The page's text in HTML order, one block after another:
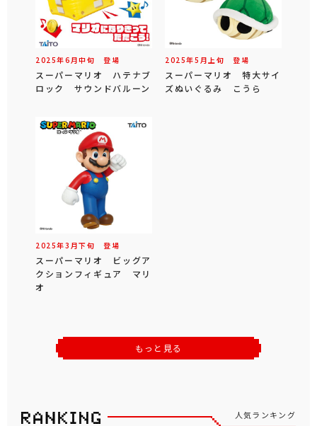
2025年6 月中旬 登場
スーパーマリオ ハテナブ
ロック サウンドバルーン
2025年5 月 上旬 登場
スーパーマリオ 特大サイ
ズぬいぐるみ こうら
2025年3 月下旬 登場
スーパーマリオ ビッグア
クションフィギュア マリ
オ
もっと見る
人気ランキング